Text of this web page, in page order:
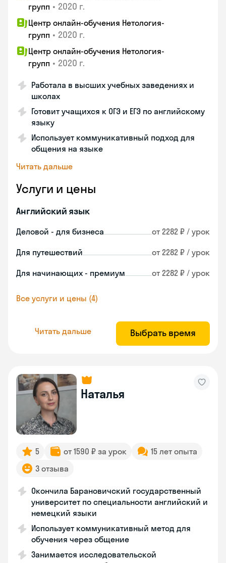
групп • 2020 г.
Центр онлайн-обучения Нетология-
групп • 2020 г.
Центр онлайн-обучения Нетология-
групп • 2020 г.
Работала в высших учебных заведениях и
школах
Готовит учащихся к ОГЭ и ЕГЭ по английскому
языку
Использует коммуникативный подход для
общения на языке
Читать дальше
Услуги и цены
Английский язык
Деловой - для бизнеса от 2282 ₽ / урок
Для путешествий от 2282 ₽ / урок
Для начинающих - премиум от 2282 ₽ / урок
Все услуги и цены (4)
Читать дальше Выбрать время
Наталья
5 от 1590 ₽ за урок
15 лет опыта
3 отзыва
Окончила Барановичский государственный
университет по специальности английский и
немецкий языки
Использует коммуникативный метод для
обучения через общение
Занимается исследовательской